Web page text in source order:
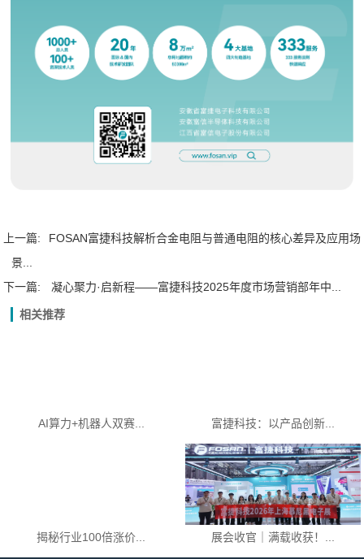
上一篇:
FOSAN富捷科技解析合金电阻与普通电阻的核心差异及应用场
景...
下一篇:
凝心聚力·启新程——富捷科技2025年度市场营销部年中...
相关推荐
AI算力+机器人双赛... 富捷科技：以产品创新...
揭秘行业100倍涨价... 展会收官｜满载收获！...